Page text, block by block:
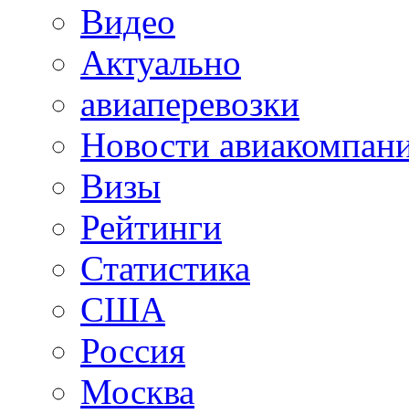
Видео
Актуально
авиаперевозки
Новости
Визы
Рейтинги
Статистика
США
Россия
Москва